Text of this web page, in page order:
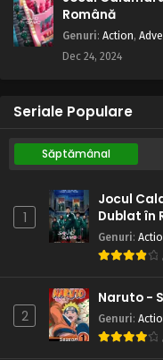
Naruto –
Eps 188 -
Biroul de
Eps 187 -
August, 2025
Naruto –
Eps 186 -
satului
Eps 185 -
chiar
Română
Genuri: Action,
Dec 24, 2024
Seriale Populare
Săptămânal
1
Jocul
Dublat în
Genuri:
2
Naruto -
Genuri: